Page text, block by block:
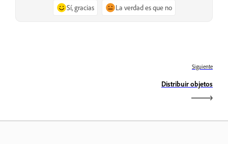
Sí, gracias La verdad es que no
Siguiente
Distribuir objetos